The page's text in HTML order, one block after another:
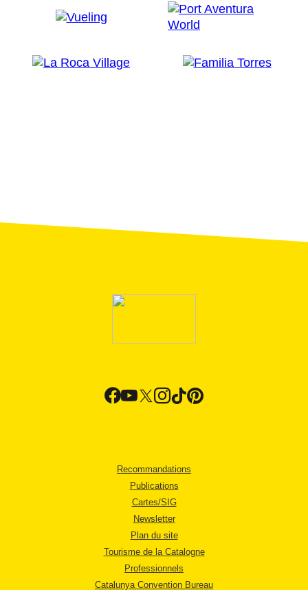
Recommandations
Publications
Cartes/SIG
Newsletter
Plan du site
Tourisme de la Catalogne
Professionnels
Catalunya Convention Bureau